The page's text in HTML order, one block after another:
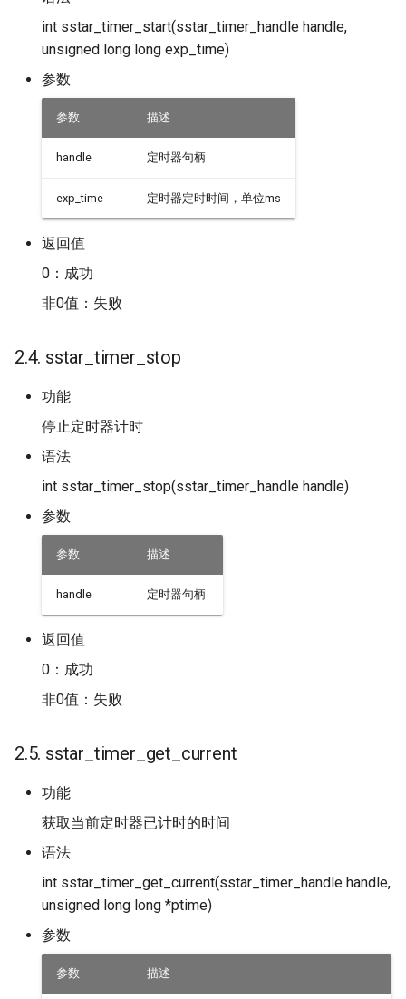
int sstar_timer_start(sstar_timer_handle handle,
unsigned long long exp_time)
参数
参数 描述
handle 定时器句柄
exp_time 定时器定时时间，单位ms
返回值
0：成功
非0值：失败
2.4. sstar_timer_stop
功能
停止定时器计时
语法
int sstar_timer_stop(sstar_timer_handle handle)
参数
参数 描述
handle 定时器句柄
返回值
0：成功
非0值：失败
2.5. sstar_timer_get_current
功能
获取当前定时器已计时的时间
语法
int sstar_timer_get_current(sstar_timer_handle handle,
unsigned long long *ptime)
参数
参数 描述